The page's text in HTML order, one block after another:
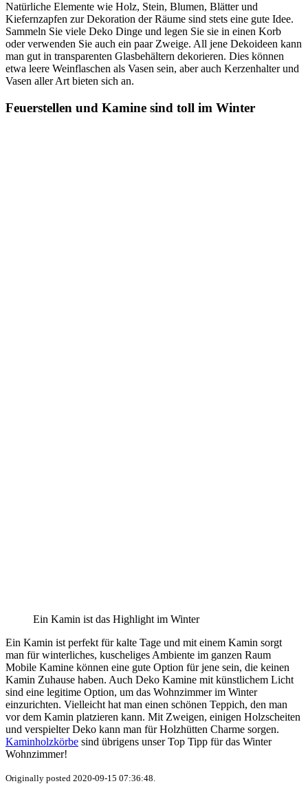
Natürliche Elemente wie Holz, Stein, Blumen, Blätter und
Kiefernzapfen zur Dekoration der Räume sind stets eine gute Idee.
Sammeln Sie viele Deko Dinge und legen Sie sie in einen Korb
oder verwenden Sie auch ein paar Zweige. All jene Dekoideen kann
man gut in transparenten Glasbehältern dekorieren. Dies können
etwa leere Weinflaschen als Vasen sein, aber auch Kerzenhalter und
Vasen aller Art bieten sich an.
Feuerstellen und Kamine sind toll im Winter
Ein Kamin ist das Highlight im Winter
Ein Kamin ist perfekt für kalte Tage und mit einem Kamin sorgt
man für winterliches, kuscheliges Ambiente im ganzen Raum
Mobile Kamine können eine gute Option für jene sein, die keinen
Kamin Zuhause haben. Auch Deko Kamine mit künstlichem Licht
sind eine legitime Option, um das Wohnzimmer im Winter
einzurichten. Vielleicht hat man einen schönen Teppich, den man
vor dem Kamin platzieren kann. Mit Zweigen, einigen Holzscheiten
und verspielter Deko kann man für Holzhütten Charme sorgen.
Kaminholzkörbe sind übrigens unser Top Tipp für das Winter
Wohnzimmer!
Originally posted 2020-09-15 07:36:48.